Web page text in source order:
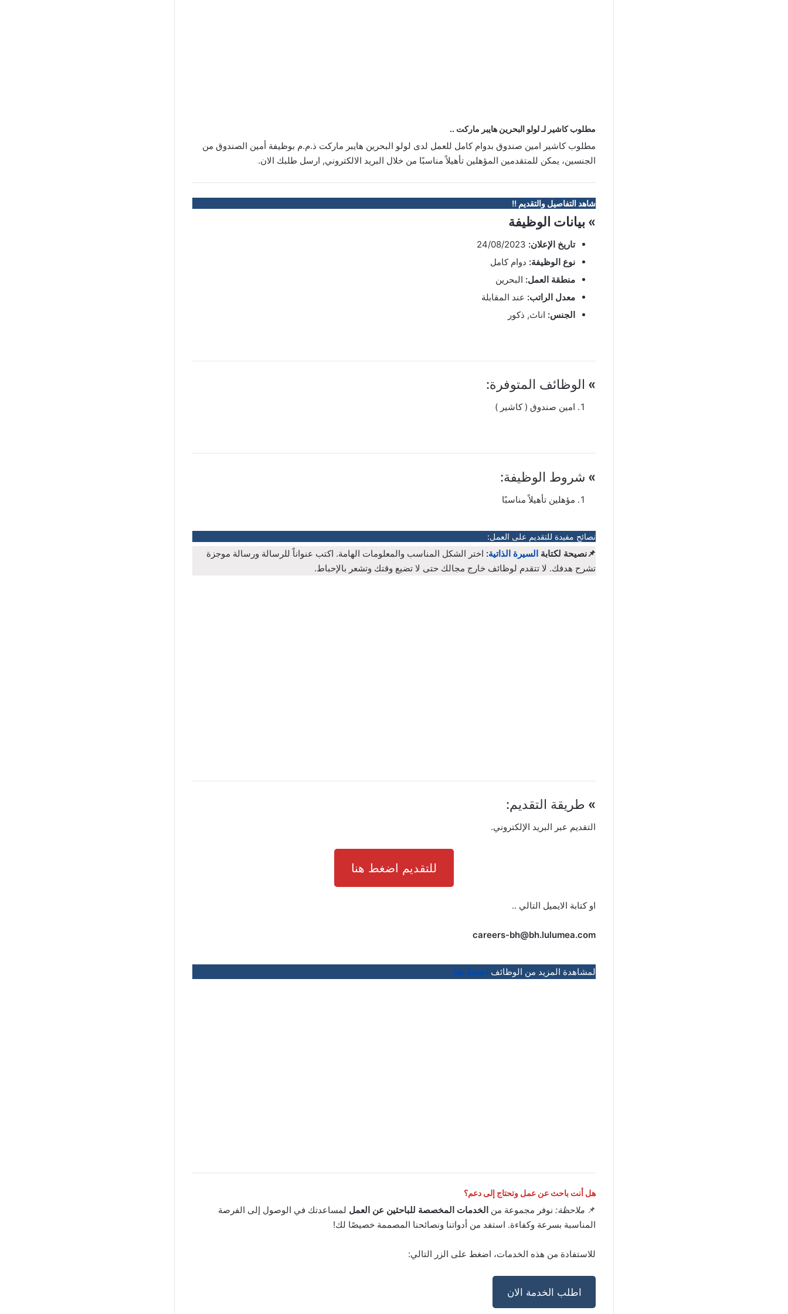
مطلوب كاشير لـ لولو البحرين هايبر ماركت ..
مطلوب كاشير امين صندوق بدوام كامل للعمل لدى لولو البحرين هايبر ماركت ذ.م.م بوظيفة أمين الصندوق من
الجنسين، يمكن للمتقدمين المؤهلين تأهيلاً مناسبًا من خلال البريد الالكتروني, ارسل طلبك الان.
شاهد التفاصيل والتقديم !!
» بيانات الوظيفة
تاريخ الإعلان:
نوع الوظيفة: دوام كامل
منطقة العمل: البحرين
معدل الراتب: عند المقابلة
الجنس: اناث, ذكور
» الوظائف المتوفرة:
امين صندوق ( كاشير )
» شروط الوظيفة:
مؤهلين تأهيلاً مناسبًا
نصائح مفيدة للتقديم على العمل:
📌نصيحة لكتابة السيرة الذاتية: اختر الشكل المناسب والمعلومات الهامة. اكتب عنواناً للرسالة ورسالة موجزة
تشرح هدفك. لا تتقدم لوظائف خارج مجالك حتى لا تضيع وقتك وتشعر بالإحباط.
» طريقة التقديم:
التقديم عبر البريد الإلكتروني.
للتقديم اضغط هنا
او كتابة الايميل التالي ..
careers-bh@bh.lulumea.com
لمشاهدة المزيد من الوظائف اضغط هنا
هل أنت باحث عن عمل وتحتاج إلى دعم؟
📌 ملاحظة: نوفر مجموعة من الخدمات المخصصة للباحثين عن العمل لمساعدتك في الوصول إلى الفرصة
المناسبة بسرعة وكفاءة. استفد من أدواتنا ونصائحنا المصممة خصيصًا لك!
للاستفادة من هذه الخدمات، اضغط على الزر التالي:
اطلب الخدمة الان